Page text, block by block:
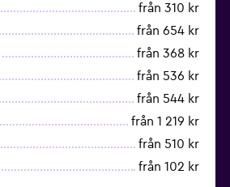
från 310 kr
från 654 kr
från 368 kr
från 536 kr
från 544 kr
från 1 219 kr
från 510 kr
från 102 kr